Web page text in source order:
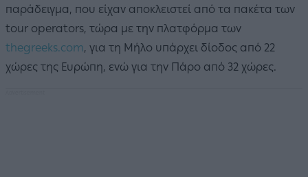
παράδειγμα, που είχαν αποκλειστεί από τα πακέτα των
tour operators, τώρα με την πλατφόρμα των
thegreeks.com, για τη Μήλο υπάρχει δίοδος από 22
χώρες της Ευρώπη, ενώ για την Πάρο από 32 χώρες.